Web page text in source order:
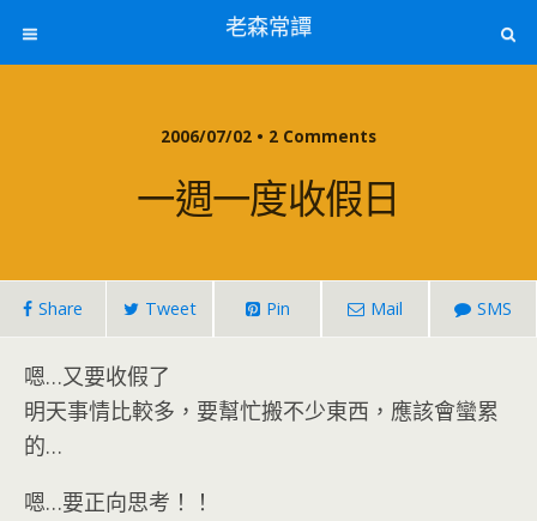
老森常譚
2006/07/02 • 2 Comments
一週一度收假日
Share Tweet Pin Mail SMS
嗯…又要收假了
明天事情比較多，要幫忙搬不少東西，應該會蠻累
的…
嗯…要正向思考！！